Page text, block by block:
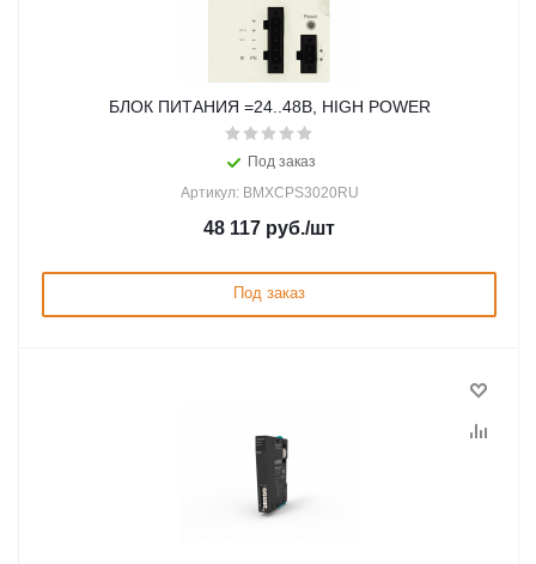
БЛОК ПИТАНИЯ =24..48В, HIGH POWER
Под заказ
Артикул: BMXCPS3020RU
48 117 руб./шт
Под заказ